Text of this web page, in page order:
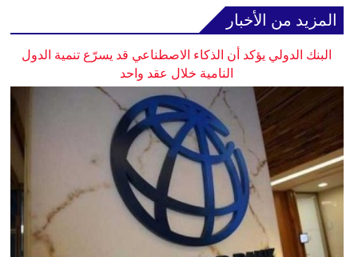
المزيد من الأخبار
البنك الدولي يؤكد أن الذكاء الاصطناعي قد يسرّع تنمية الدول
النامية خلال عقد واحد